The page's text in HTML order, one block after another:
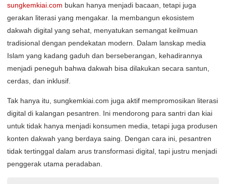
sungkemkiai.com bukan hanya menjadi bacaan, tetapi juga
gerakan literasi yang mengakar. Ia membangun ekosistem
dakwah digital yang sehat, menyatukan semangat keilmuan
tradisional dengan pendekatan modern. Dalam lanskap media
Islam yang kadang gaduh dan berseberangan, kehadirannya
menjadi peneguh bahwa dakwah bisa dilakukan secara santun,
cerdas, dan inklusif.
Tak hanya itu, sungkemkiai.com juga aktif mempromosikan literasi
digital di kalangan pesantren. Ini mendorong para santri dan kiai
untuk tidak hanya menjadi konsumen media, tetapi juga produsen
konten dakwah yang berdaya saing. Dengan cara ini, pesantren
tidak tertinggal dalam arus transformasi digital, tapi justru menjadi
penggerak utama peradaban.